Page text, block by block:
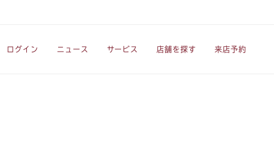
ログイン ニュース サービス 店舗を探す 来店予約